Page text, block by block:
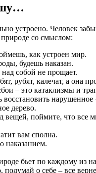
устроено. Человек
со смыслом:
как устроен мир.
будешь наказан.
собой не прощает.
рубят, калечат, а она
– это катаклизмы и
нарушенное
дерево.
поймите, что все
вам сполна.
наказанием.
бьет по каждому из
о себе – все